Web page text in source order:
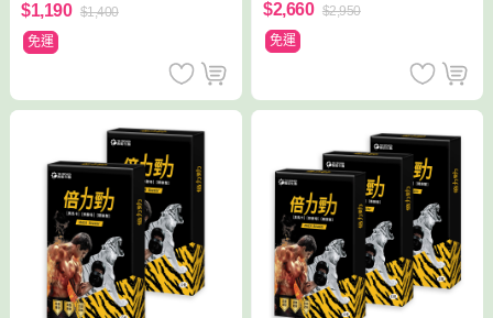
$1,190 $1,400
免運
$2,660 $2,950
免運